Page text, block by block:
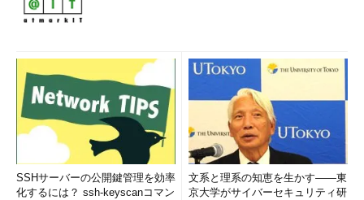
SSHサーバーの公開鍵管理を効率
化するには？ ssh-keyscanコマン
文系と理系の知恵を生かす――東
京大学がサイバーセキュリティ研